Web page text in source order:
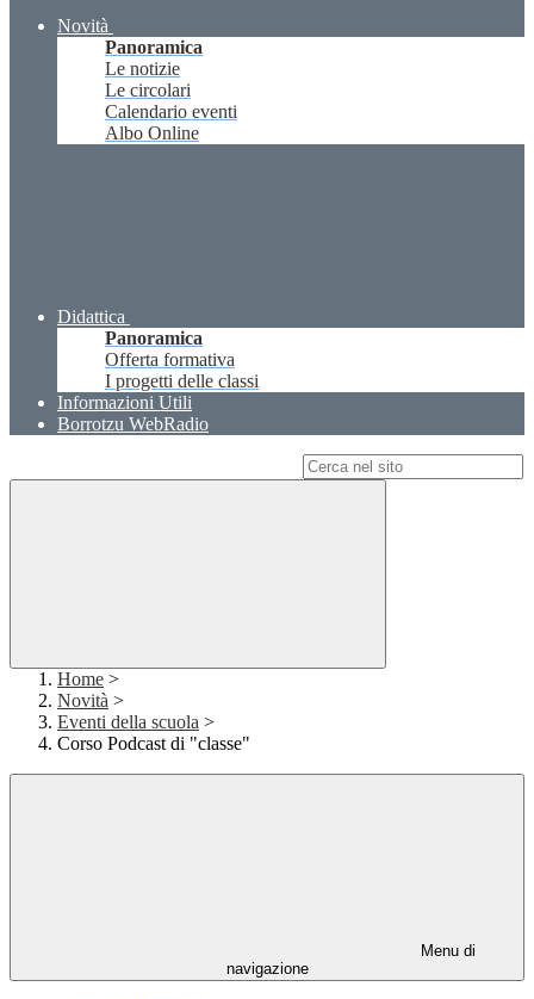
Novità
Panoramica
Le notizie
Le circolari
Calendario eventi
Albo Online
Didattica
Panoramica
Offerta formativa
I progetti delle classi
Informazioni Utili
Borrotzu WebRadio
Home >
Novità >
Eventi della scuola >
Corso Podcast di "classe"
Menu di
navigazione